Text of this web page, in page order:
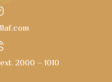
2000 – 1010